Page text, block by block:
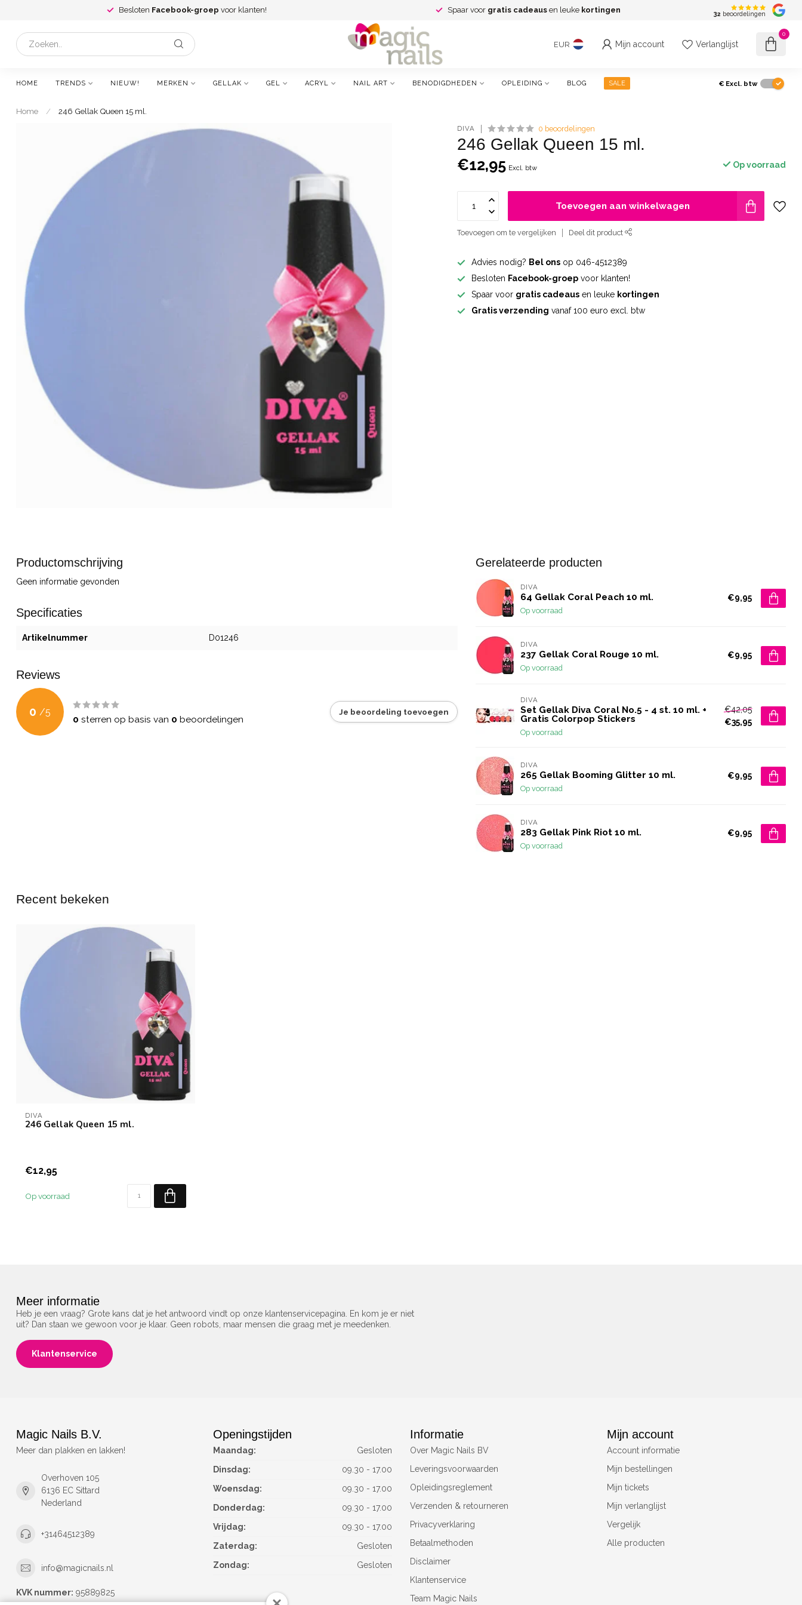
Besloten Facebook-groep voor klanten! Spaar voor gratis cadeaus en leuke kortingen 32 beoordelingen
EUR Mijn account Verlanglijst
0
HOME TRENDS NIEUW! MERKEN GELLAK GEL ACRYL NAIL ART BENODIGDHEDEN OPLEIDING BLOG SALE € Excl. btw
Home / 246 Gellak Queen 15 ml.
DIVA 0 beoordelingen
246 Gellak Queen 15 ml.
€12,95 Excl. btw Op voorraad
Toevoegen aan winkelwagen
Toevoegen om te vergelijken Deel dit product
Advies nodig? Bel ons op 046-4512389
Besloten Facebook-groep voor klanten!
Spaar voor gratis cadeaus en leuke kortingen
Gratis verzending vanaf 100 euro excl. btw
Productomschrijving
Geen informatie gevonden
Specificaties
Artikelnummer D01246
Reviews
0 /5
0 sterren op basis van 0 beoordelingen
Je beoordeling toevoegen
Gerelateerde producten
DIVA
64 Gellak Coral Peach 10 ml.
Op voorraad
€9,95
DIVA
237 Gellak Coral Rouge 10 ml.
Op voorraad
€9,95
DIVA
Set Gellak Diva Coral No.5 - 4 st. 10 ml. +
Gratis Colorpop Stickers
Op voorraad
€42,05
€35,95
DIVA
265 Gellak Booming Glitter 10 ml.
Op voorraad
€9,95
DIVA
283 Gellak Pink Riot 10 ml.
Op voorraad
€9,95
Recent bekeken
DIVA
246 Gellak Queen 15 ml.
€12,95
Op voorraad
Meer informatie
Heb je een vraag? Grote kans dat je het antwoord vindt op onze klantenservicepagina. En kom je er niet
uit? Dan staan we gewoon voor je klaar. Geen robots, maar mensen die graag met je meedenken.
Klantenservice
Magic Nails B.V.
Meer dan plakken en lakken!
Overhoven 105
6136 EC Sittard
Nederland
+31464512389
info@magicnails.nl
KVK nummer: 95889825
Openingstijden
Maandag:
Gesloten
Dinsdag:
09.30 - 17.00
Woensdag:
09.30 - 17.00
Donderdag:
09.30 - 17.00
Vrijdag:
09.30 - 17.00
Zaterdag:
Gesloten
Zondag:
Gesloten
Informatie
Over Magic Nails BV
Leveringsvoorwaarden
Opleidingsreglement
Verzenden & retourneren
Privacyverklaring
Betaalmethoden
Disclaimer
Klantenservice
Team Magic Nails
Mijn account
Account informatie
Mijn bestellingen
Mijn tickets
Mijn verlanglijst
Vergelijk
Alle producten